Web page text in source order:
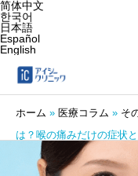
简体中文
한국어
日本語
Español
English
ホーム » 医療コラム » そ
は？喉の痛みだけの症状